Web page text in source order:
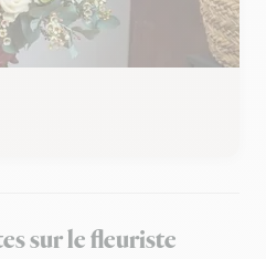
sur le fleuriste